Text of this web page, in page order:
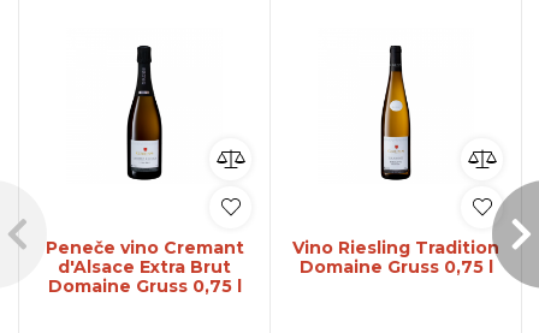
Peneče vino Cremant
d'Alsace Extra Brut
Domaine Gruss 0,75 l
Vino Riesling Tradition
Domaine Gruss 0,75 l